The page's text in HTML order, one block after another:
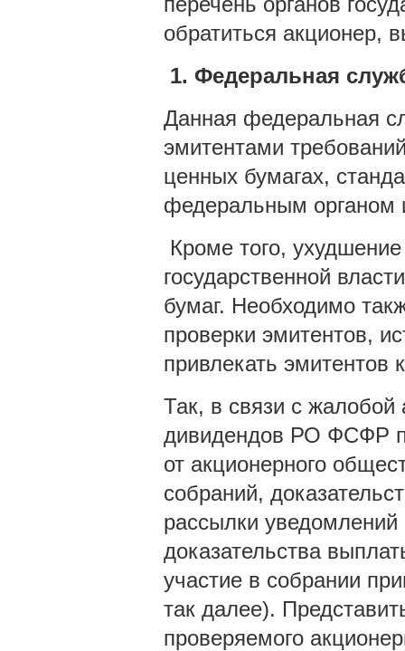
обратиться акционер,
1. Федеральная
Данная федеральная
эмитентами
ценных бумагах,
федеральным органом
Кроме того,
государственной
бумаг. Необходимо
проверки эмитентов,
привлекать эмитентов
Так, в связи с
дивидендов РО ФСФР
от акционерного
собраний,
рассылки
доказательства
участие в собрании
так далее).
проверяемого